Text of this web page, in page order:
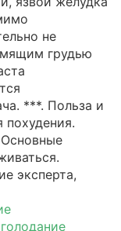
не
грудью
***. Польза и
похудения.
эксперта,